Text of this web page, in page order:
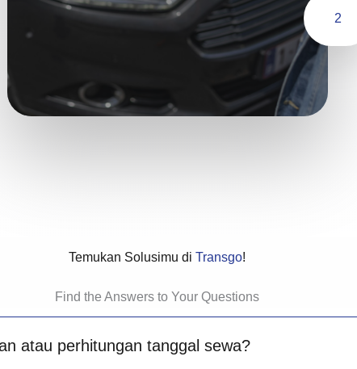
2
Temukan Solusimu di Transgo!
Find the Answers to Your Questions
atau perhitungan tanggal sewa?